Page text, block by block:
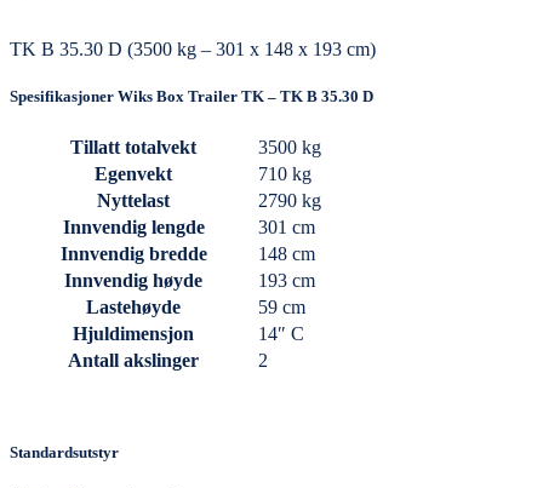
TK B 35.30 D (3500 kg – 301 x 148 x 193 cm)
Spesifikasjoner Wiks Box Trailer TK – TK B 35.30 D
Tillatt totalvekt
3500 kg
Egenvekt
710 kg
Nyttelast
2790 kg
Innvendig lengde
301 cm
Innvendig bredde
148 cm
Innvendig høyde
193 cm
Lastehøyde
59 cm
Hjuldimensjon
14″ C
Antall akslinger
2
Standardsutstyr